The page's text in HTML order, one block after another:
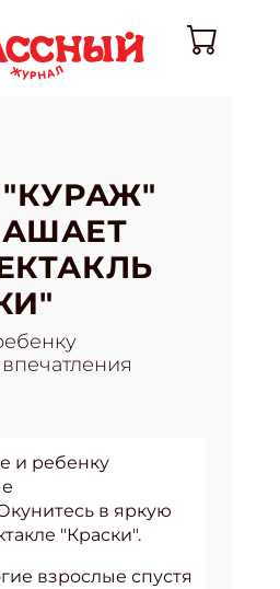
"КУРАЖ"
и ребенку
в яркую
"Краски".
взрослые спустя